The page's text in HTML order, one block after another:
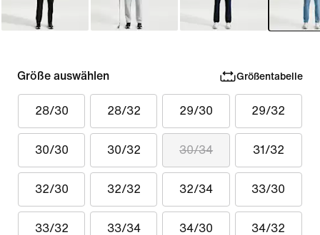
Größe auswählen Größentabelle
28/30 28/32 29/30 29/32
30/30 30/32 30/34 31/32
32/30 32/32 32/34 33/30
33/32 33/34 34/30 34/32